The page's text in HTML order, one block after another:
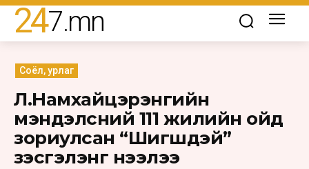
247.mn
Соёл, урлаг
Л.Намхайцэрэнгийн
мэндэлсний 111 жилийн ойд
зориулсан “Шигшдэй”
үзэсгэлэнг нээлээ